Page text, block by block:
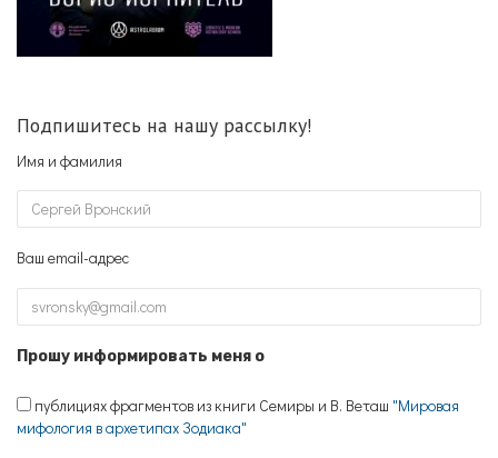
Подпишитесь на нашу рассылку!
Имя и фамилия
Ваш email-адрес
Прошу информировать меня о
публициях фрагментов из книги Семиры и В. Веташ "Мировая
мифология в архетипах Зодиака"